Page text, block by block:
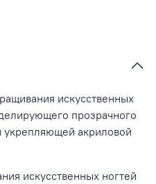
искусственных
прозрачного
укрепляющей акриловой
искусственных ногтей